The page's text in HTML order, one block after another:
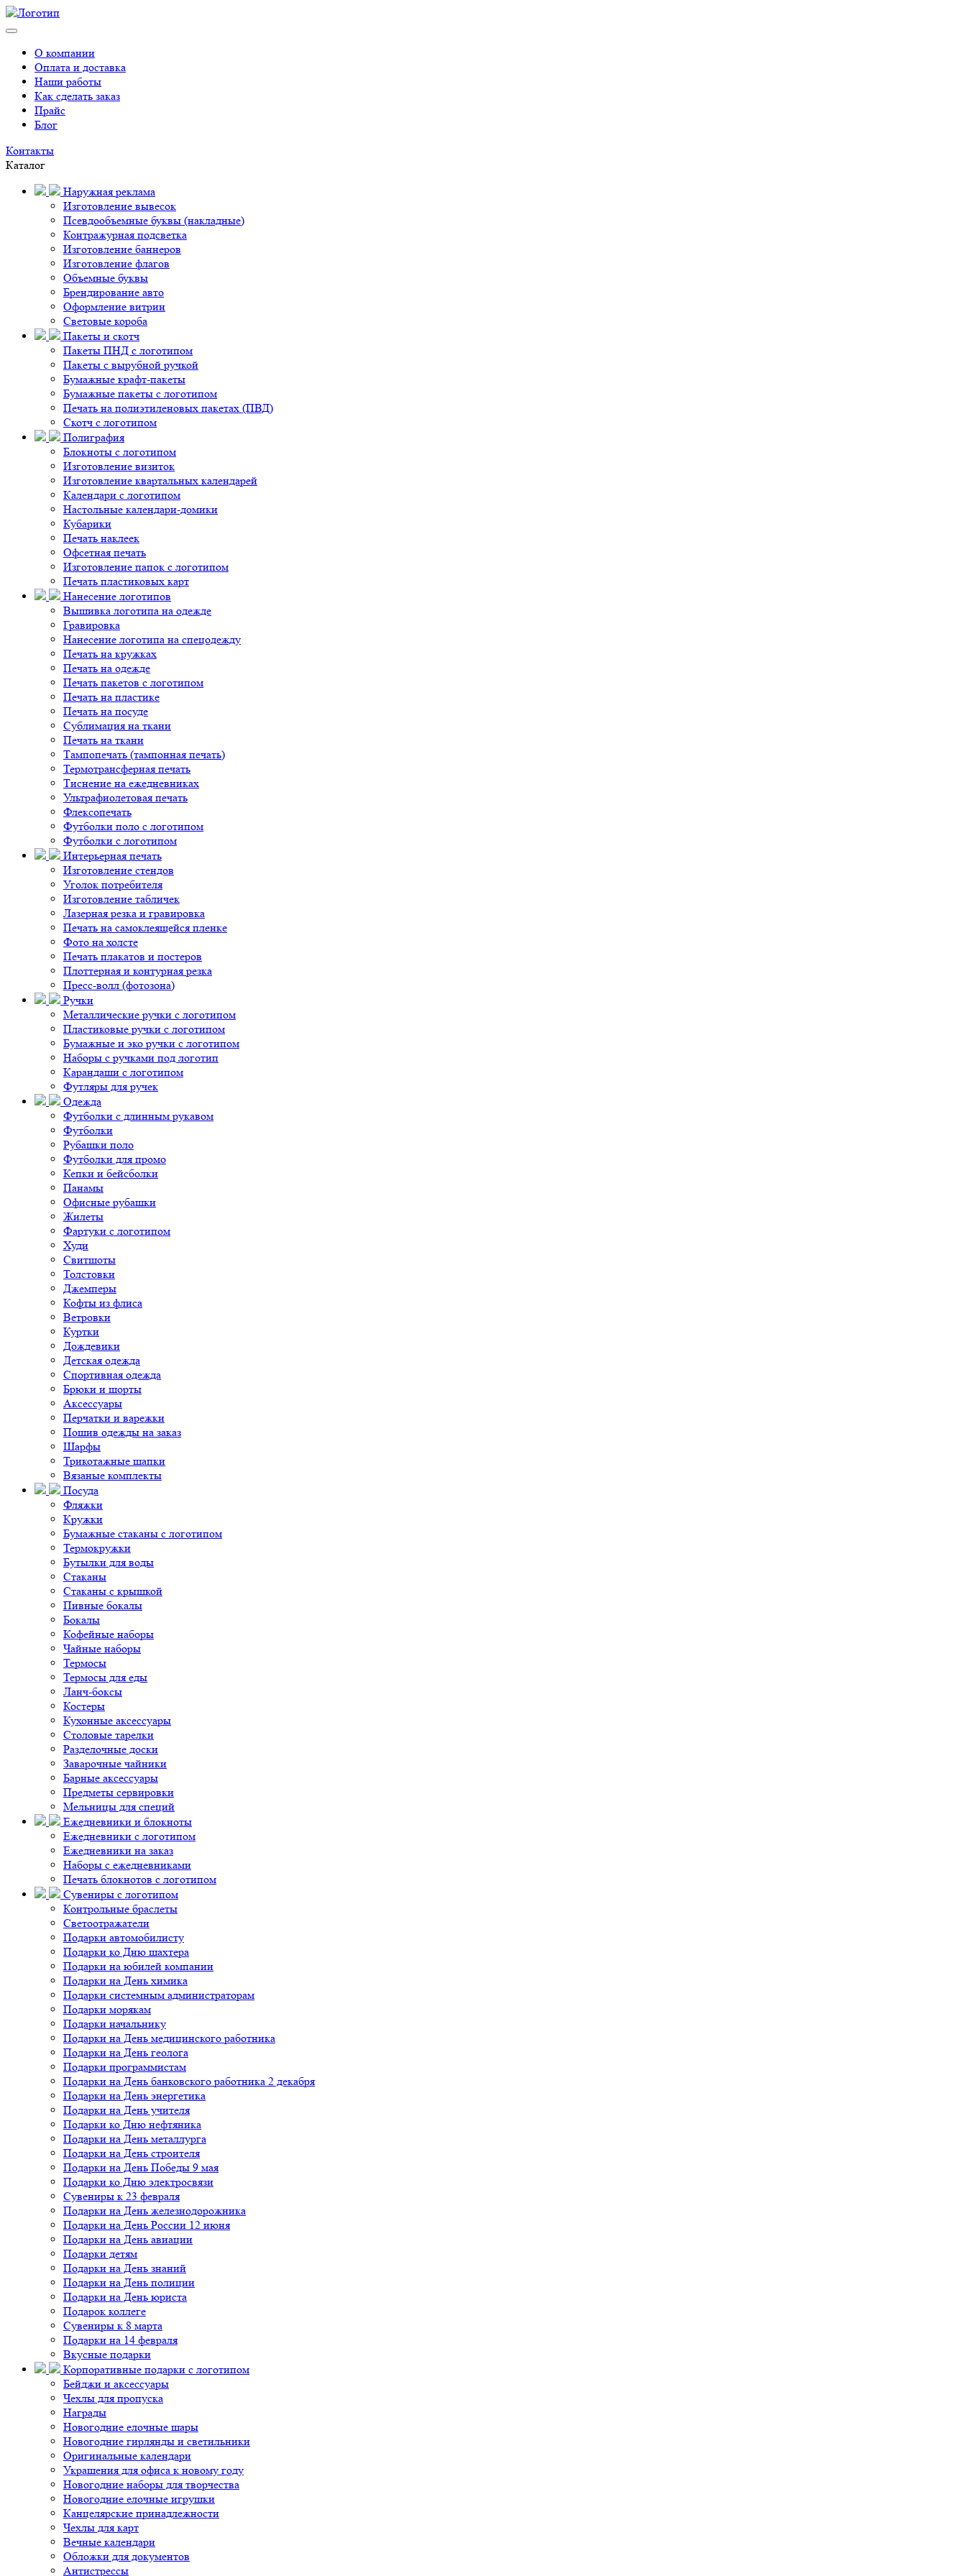
О компании
Оплата и доставка
Наши работы
Как сделать заказ
Прайс
Блог
Контакты
Каталог
Наружная реклама
Изготовление вывесок
Псевдообъемные буквы (накладные)
Контражурная подсветка
Изготовление баннеров
Изготовление флагов
Объемные буквы
Брендирование авто
Оформление витрин
Световые короба
Пакеты и скотч
Пакеты ПНД с логотипом
Пакеты с вырубной ручкой
Бумажные крафт-пакеты
Бумажные пакеты с логотипом
Печать на полиэтиленовых пакетах (ПВД)
Скотч с логотипом
Полиграфия
Блокноты с логотипом
Изготовление визиток
Изготовление квартальных календарей
Календари с логотипом
Настольные календари-домики
Кубарики
Печать наклеек
Офсетная печать
Изготовление папок с логотипом
Печать пластиковых карт
Нанесение логотипов
Вышивка логотипа на одежде
Гравировка
Нанесение логотипа на спецодежду
Печать на кружках
Печать на одежде
Печать пакетов с логотипом
Печать на пластике
Печать на посуде
Сублимация на ткани
Печать на ткани
Тампопечать (тампонная печать)
Термотрансферная печать
Тиснение на ежедневниках
Ультрафиолетовая печать
Флексопечать
Футболки поло с логотипом
Футболки с логотипом
Интерьерная печать
Изготовление стендов
Уголок потребителя
Изготовление табличек
Лазерная резка и гравировка
Печать на самоклеящейся пленке
Фото на холсте
Печать плакатов и постеров
Плоттерная и контурная резка
Пресс-волл (фотозона)
Ручки
Металлические ручки с логотипом
Пластиковые ручки с логотипом
Бумажные и эко ручки с логотипом
Наборы с ручками под логотип
Карандаши с логотипом
Футляры для ручек
Одежда
Футболки с длинным рукавом
Футболки
Рубашки поло
Футболки для промо
Кепки и бейсболки
Панамы
Офисные рубашки
Жилеты
Фартуки с логотипом
Худи
Свитшоты
Толстовки
Джемперы
Кофты из флиса
Ветровки
Куртки
Дождевики
Детская одежда
Спортивная одежда
Брюки и шорты
Аксессуары
Перчатки и варежки
Пошив одежды на заказ
Шарфы
Трикотажные шапки
Вязаные комплекты
Посуда
Фляжки
Кружки
Бумажные стаканы с логотипом
Термокружки
Бутылки для воды
Стаканы
Стаканы с крышкой
Пивные бокалы
Бокалы
Кофейные наборы
Чайные наборы
Термосы
Термосы для еды
Ланч-боксы
Костеры
Кухонные аксессуары
Столовые тарелки
Разделочные доски
Заварочные чайники
Барные аксессуары
Предметы сервировки
Мельницы для специй
Ежедневники и блокноты
Ежедневники с логотипом
Ежедневники на заказ
Наборы с ежедневниками
Печать блокнотов с логотипом
Сувениры с логотипом
Контрольные браслеты
Светоотражатели
Подарки автомобилисту
Подарки ко Дню шахтера
Подарки на юбилей компании
Подарки на День химика
Подарки системным администраторам
Подарки морякам
Подарки начальнику
Подарки на День медицинского работника
Подарки на День геолога
Подарки программистам
Подарки на День банковского работника 2 декабря
Подарки на День энергетика
Подарки на День учителя
Подарки ко Дню нефтяника
Подарки на День металлурга
Подарки на День строителя
Подарки на День Победы 9 мая
Подарки ко Дню электросвязи
Сувениры к 23 февраля
Подарки на День железнодорожника
Подарки на День России 12 июня
Подарки на День авиации
Подарки детям
Подарки на День знаний
Подарки на День полиции
Подарки на День юриста
Подарок коллеге
Сувениры к 8 марта
Подарки на 14 февраля
Вкусные подарки
Корпоративные подарки с логотипом
Бейджи и аксессуары
Чехлы для пропуска
Награды
Новогодние елочные шары
Новогодние гирлянды и светильники
Оригинальные календари
Украшения для офиса к новому году
Новогодние наборы для творчества
Новогодние елочные игрушки
Канцелярские принадлежности
Чехлы для карт
Вечные календари
Обложки для документов
Антистрессы